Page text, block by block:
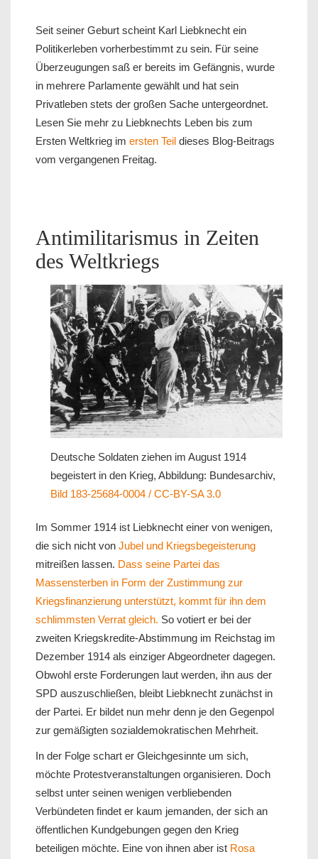
Seit seiner Geburt scheint Karl Liebknecht ein
Politikerleben vorherbestimmt zu sein. Für seine
Überzeugungen saß er bereits im Gefängnis, wurde
in mehrere Parlamente gewählt und hat sein
Privatleben stets der großen Sache untergeordnet.
Lesen Sie mehr zu Liebknechts Leben bis zum
Ersten Weltkrieg im ersten Teil dieses Blog-Beitrags
vom vergangenen Freitag.
Antimilitarismus in Zeiten
des Weltkriegs
Deutsche Soldaten ziehen im August 1914
begeistert in den Krieg, Abbildung: Bundesarchiv,
Bild 183-25684-0004 / CC-BY-SA 3.0
Im Sommer 1914 ist Liebknecht einer von wenigen,
die sich nicht von Jubel und Kriegsbegeisterung
mitreißen lassen. Dass seine Partei das
Massensterben in Form der Zustimmung zur
Kriegsfinanzierung unterstützt, kommt für ihn dem
schlimmsten Verrat gleich. So votiert er bei der
zweiten Kriegskredite-Abstimmung im Reichstag im
Dezember 1914 als einziger Abgeordneter dagegen.
Obwohl erste Forderungen laut werden, ihn aus der
SPD auszuschließen, bleibt Liebknecht zunächst in
der Partei. Er bildet nun mehr denn je den Gegenpol
zur gemäßigten sozialdemokratischen Mehrheit.
In der Folge schart er Gleichgesinnte um sich,
möchte Protestveranstaltungen organisieren. Doch
selbst unter seinen wenigen verbliebenden
Verbündeten findet er kaum jemanden, der sich an
öffentlichen Kundgebungen gegen den Krieg
beteiligen möchte. Eine von ihnen aber ist Rosa